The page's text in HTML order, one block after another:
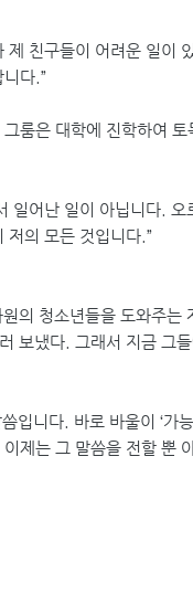
친구들이 어려운 일이
다.”
룸은 대학에 진학하여
일어난 일이 아닙니다.
저의 모든 것입니다.”
의 청소년들을 도와주
보냈다. 그래서 지금 그
입니다. 바로 바울이 ‘가
제는 그 말씀을 전할